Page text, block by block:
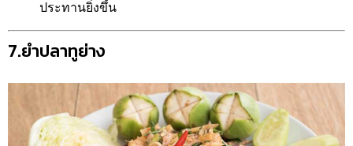
ประทานยิ่งขึ้น
7.ยำปลาทูย่าง